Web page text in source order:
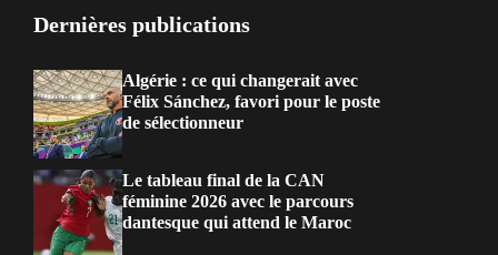
Dernières publications
Algérie : ce qui changerait avec
Félix Sánchez, favori pour le poste
de sélectionneur
Le tableau final de la CAN
féminine 2026 avec le parcours
dantesque qui attend le Maroc